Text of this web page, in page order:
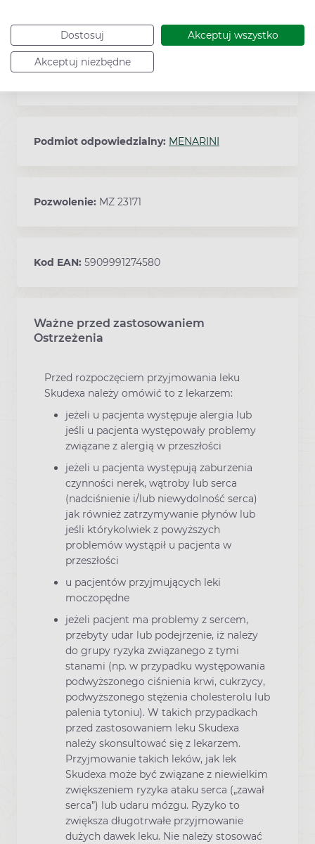
Dostosuj Akceptuj wszystko
Akceptuj niezbędne
Podmiot odpowiedzialny: MENARINI
Pozwolenie: MZ 23171
Kod EAN: 5909991274580
Ważne przed zastosowaniem
Ostrzeżenia
Przed rozpoczęciem przyjmowania leku
Skudexa należy omówić to z lekarzem:
jeżeli u pacjenta występuje alergia lub
jeśli u pacjenta występowały problemy
związane z alergią w przeszłości
jeżeli u pacjenta występują zaburzenia
czynności nerek, wątroby lub serca
(nadciśnienie i/lub niewydolność serca)
jak również zatrzymywanie płynów lub
jeśli którykolwiek z powyższych
problemów wystąpił u pacjenta w
przeszłości
u pacjentów przyjmujących leki
moczopędne
jeżeli pacjent ma problemy z sercem,
przebyty udar lub podejrzenie, iż należy
do grupy ryzyka związanego z tymi
stanami (np. w przypadku występowania
podwyższonego ciśnienia krwi, cukrzycy,
podwyższonego stężenia cholesterolu lub
palenia tytoniu). W takich przypadkach
przed zastosowaniem leku Skudexa
należy skonsultować się z lekarzem.
Przyjmowanie takich leków, jak lek
Skudexa może być związane z niewielkim
zwiększeniem ryzyka ataku serca („zawał
serca”) lub udaru mózgu. Ryzyko to
zwiększa długotrwałe przyjmowanie
dużych dawek leku. Nie należy stosować